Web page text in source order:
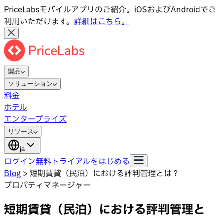
PriceLabsモバイルアプリのご紹介。iOSおよびAndroidでご
利用いただけます。 詳細はこちら。
製品
ソリューション
料金
ホテル
エンタープライズ
リソース
ja
ログイン無料トライアルをはじめる
Blog > 短期賃貸（民泊）における評判管理とは？
プロパティマネージャー
短期賃貸（民泊）における評判管理と